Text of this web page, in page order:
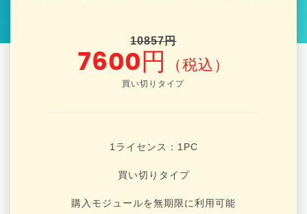
10857円
7600円 （税込）
買い切りタイプ
1ライセンス：1 PC
買い切りタイプ
購入モジュールを無期限に利用可能